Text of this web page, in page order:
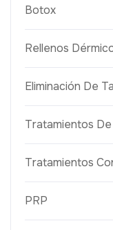
Botox
Rellenos
Eliminación De
Tratamientos
Tratamientos
PRP